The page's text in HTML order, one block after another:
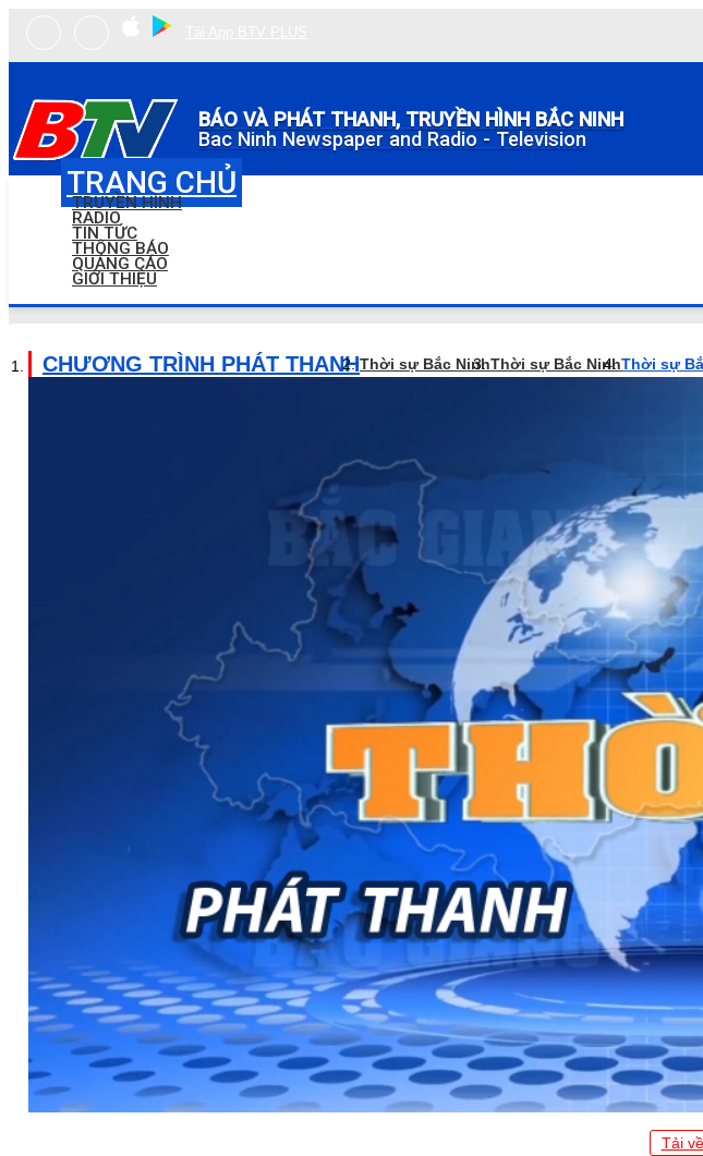
BÁO VÀ PHÁT THANH, TRUYỀN HÌNH BẮC NINH
Bac Ninh Newspaper and Radio - Television
TRANG CHỦ
TRUYỀN HÌNH
RADIO
TIN TỨC
THÔNG BÁO
QUẢNG CÁO
GIỚI THIỆU
CHƯƠNG TRÌNH PHÁT THANHThời sự Bắc NinhThời sự Bắc NinhThời sự
Tải về